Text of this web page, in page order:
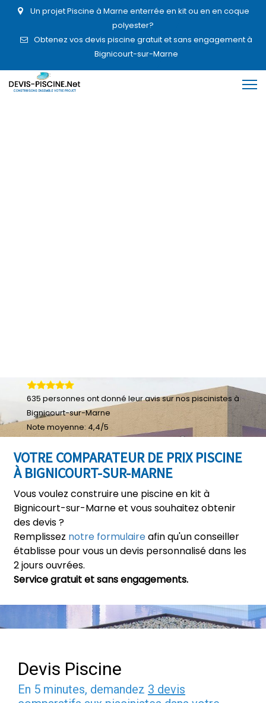
Un projet Piscine à Marne enterrée en kit ou en en coque
polyester?
Obtenez vos devis piscine gratuit et sans engagement à
Bignicourt-sur-Marne
VOTRE COMPARATEUR DE PRIX PISCINE
À BIGNICOURT-SUR-MARNE
Vous voulez construire une piscine en kit à
Bignicourt-sur-Marne et vous souhaitez obtenir
des devis ?
Remplissez notre formulaireafin qu'un conseiller
établisse pour vous un devis personnalisé dans les
2 jours ouvrées.
Service gratuit et sans engagements.
635 personnes ont donné leuravis sur nos piscinistes à
Bignicourt-sur-Marne
Note moyenne: 4,4/5
Devis Piscine
En 5 minutes, demandez 3 devis